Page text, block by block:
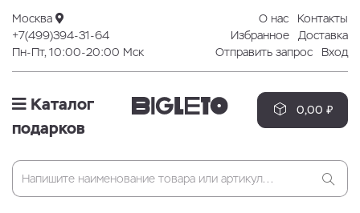
Москва
+7(499)394-31-64
Пн-Пт, 10:00-20:00 Мск
О нас
Контакты
Избранное
Доставка
Отправить запрос
Вход
Каталог
подарков
0,00 ₽